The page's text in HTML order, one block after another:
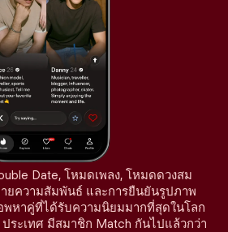
Date, โหมดเพลง, โหมดดวงสม
ายความสัมพันธ์ และการยืนยันรูปภาพ
พหาคู่ที่ได้รับความนิยมมากที่สุดในโลก
ระเทศ มีสมาชิก Match กันไปแล้วกว่า